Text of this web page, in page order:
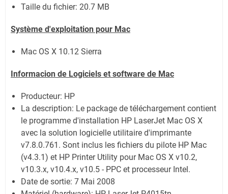
Taille du fichier: 20.7 MB
Système d'exploitation pour Mac
Mac OS X 10.12 Sierra
Informacion de Logiciels et software de Mac
Producteur: HP
La description: Le package de téléchargement contient
le programme d'installation HP LaserJet Mac OS X
avec la solution logicielle utilitaire d'imprimante
v7.8.0.761. Sont inclus les fichiers du pilote HP Mac
(v4.3.1) et HP Printer Utility pour Mac OS X v10.2,
v10.3.x, v10.4.x, v10.5 - PPC et processeur Intel.
Date de sortie: 7 Mai 2008